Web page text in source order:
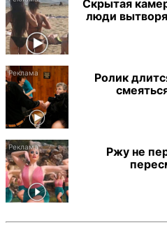
Скрытая
люди
Ролик
Ржу не